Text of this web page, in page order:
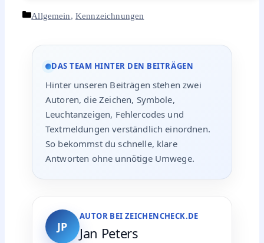
Kategorien
Allgemein, Kennzeichnungen
DAS TEAM HINTER DEN BEITRÄGEN
Hinter unseren Beiträgen stehen zwei
Autoren, die Zeichen, Symbole,
Leuchtanzeigen, Fehlercodes und
Textmeldungen verständlich einordnen.
So bekommst du schnelle, klare
Antworten ohne unnötige Umwege.
JP
AUTOR BEI ZEICHENCHECK.DE
Jan Peters